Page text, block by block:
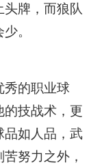
牌，而狼队
。
秀的职业球
的技战术，更
品如人品，武
努力之外，